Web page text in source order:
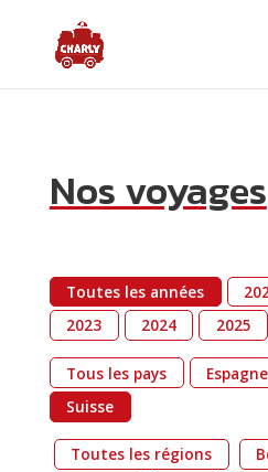
Nos voyages
Toutes les années
2023
2024 2025
Tous les pays Espagne
Suisse
Toutes les régions
ChatBot de MyCharly
Hello! Que désirez-vous savoir ?